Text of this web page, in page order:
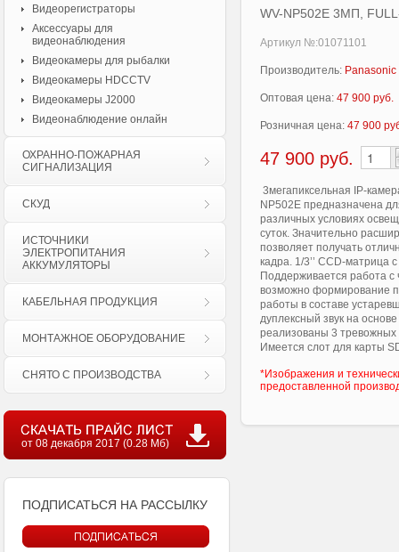
Видеорегистраторы
Аксессуары для
видеонаблюдения
Видеокамеры для рыбалки
Видеокамеры HDCCTV
Видеокамеры J2000
Видеонаблюдение онлайн
ОХРАННО-ПОЖАРНАЯ
СИГНАЛИЗАЦИЯ
СКУД
ИСТОЧНИКИ
ЭЛЕКТРОПИТАНИЯ
АККУМУЛЯТОРЫ
КАБЕЛЬНАЯ ПРОДУКЦИЯ
МОНТАЖНОЕ ОБОРУДОВАНИЕ
СНЯТО С ПРОИЗВОДСТВА
от 08 декабря 2017 (0.28 Мб)
ПОДПИСАТЬСЯ НА РАССЫЛКУ
WV-NP502E 3МП,
Артикул №:01071101
Производитель: Panasonic
Оптовая цена: 47 900 руб.
Розничная цена: 47 900
47 900 руб.
3мегапиксельная IP-
NP502E предназначена
различных условиях
суток. Значительно
позволяет получать
кадра. 1/3’’ CCD-матрица
Поддерживается работа с
возможно формирование
работы в составе
дуплексный звук на
реализованы 3 тревожных
Имеется слот для карты
*Изображения и
предоставленной